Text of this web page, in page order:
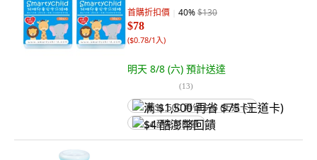
首購折扣價 40%$130
$78
($0.78/1入)
明天 8/8 (六) 預計送達
(13)
满 $1,500 再省 $75 (王道卡)
$4 酷澎幣回饋